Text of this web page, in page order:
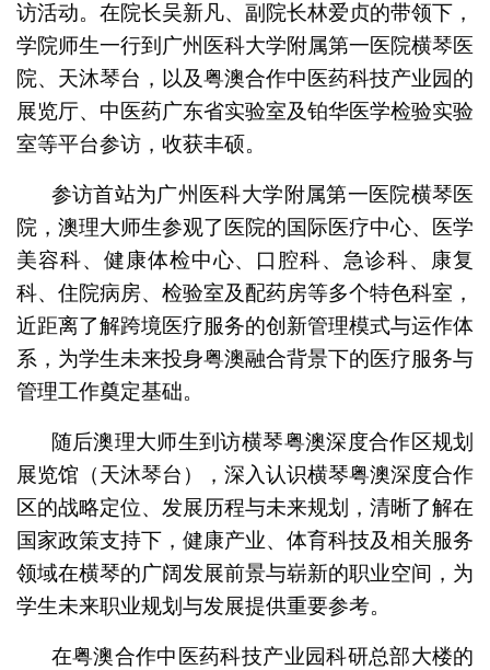
访活动。在院长吴新凡、副院长林爱贞的带领下，
学院师生一行到广州医科大学附属第一医院横琴医
院、天沐琴台，以及粤澳合作中医药科技产业园的
展览厅、中医药广东省实验室及铂华医学检验实验
室等平台参访，收获丰硕。
参访首站为广州医科大学附属第一医院横琴医
院，澳理大师生参观了医院的国际医疗中心、医学
美容科、健康体检中心、口腔科、急诊科、康复
科、住院病房、检验室及配药房等多个特色科室，
近距离了解跨境医疗服务的创新管理模式与运作体
系，为学生未来投身粤澳融合背景下的医疗服务与
管理工作奠定基础。
随后澳理大师生到访横琴粤澳深度合作区规划
展览馆（天沐琴台），深入认识横琴粤澳深度合作
区的战略定位、发展历程与未来规划，清晰了解在
国家政策支持下，健康产业、体育科技及相关服务
领域在横琴的广阔发展前景与崭新的职业空间，为
学生未来职业规划与发展提供重要参考。
在粤澳合作中医药科技产业园科研总部大楼的